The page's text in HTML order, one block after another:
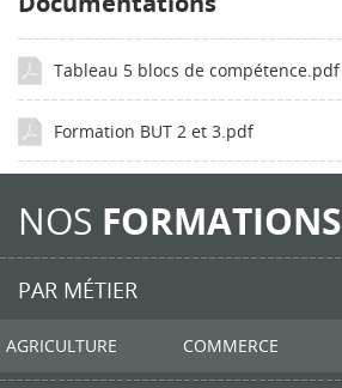
Tableau 5 blocs de compétence.pdf
Formation BUT 2 et 3.pdf
NOS FORMATIONS
PAR MÉTIER
AGRICULTURE COMMERCE